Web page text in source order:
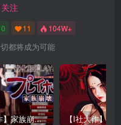
关注
0 11 104W+
都将成为可能
【I社大作】家族崩坏Playhome 终极12.0收藏版新整合【85G/补档福利】【年费会员专享，手慢无】